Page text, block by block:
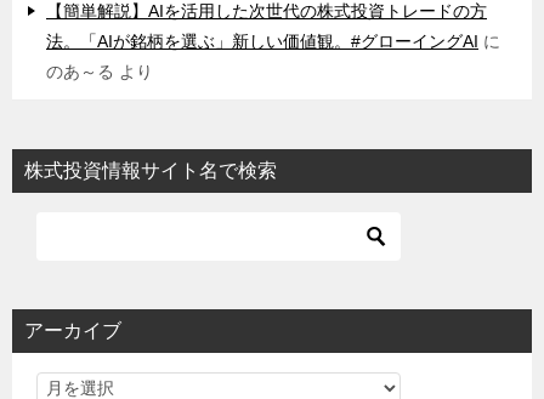
【簡単解説】AIを活用した次世代の株式投資トレードの方
法。「AIが銘柄を選ぶ」新しい価値観。#グローイングAI に
のあ～る より
株式投資情報サイト名で検索
アーカイブ